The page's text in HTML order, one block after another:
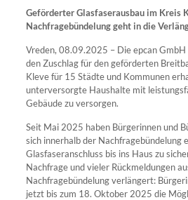
Geförderter Glasfaserausbau im Kreis
Nachfragebündelung geht in die
Vreden, 08.09.2025 – Die epcan GmbH
den Zuschlag für den geförderten
Kleve für 15 Städte und Kommunen
unterversorgte Haushalte mit
Gebäude zu versorgen.
Seit Mai 2025 haben Bürgerinnen und
sich innerhalb der Nachfragebündelung
Glasfaseranschluss bis ins Haus zu
Nachfrage und vieler Rückmeldungen
Nachfragebündelung verlängert:
jetzt bis zum 18. Oktober 2025 die